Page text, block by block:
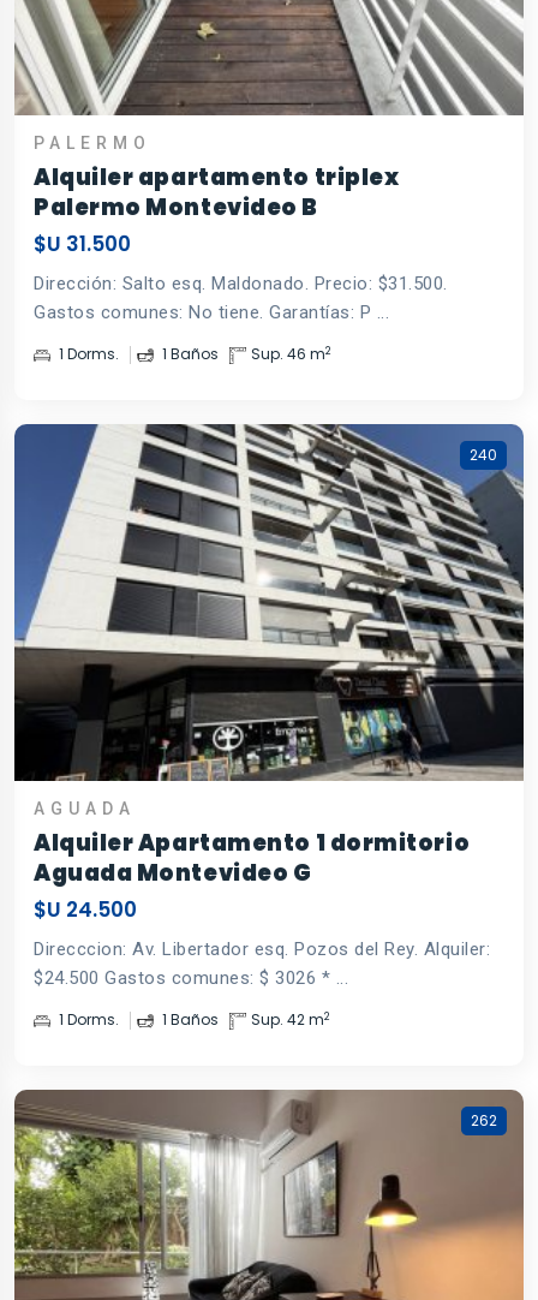
PALERMO
Alquiler apartamento triplex
Palermo Montevideo B
$U 31.500
Dirección: Salto esq. Maldonado. Precio: $31.500.
Gastos comunes: No tiene. Garantías: P ...
1 Dorms. 1 Baños Sup. 46 m2
240
AGUADA
Alquiler Apartamento 1 dormitorio
Aguada Montevideo G
$U 24.500
Direcccion: Av. Libertador esq. Pozos del Rey. Alquiler:
$24.500 Gastos comunes: $ 3026 * ...
1 Dorms. 1 Baños Sup. 42 m2
262